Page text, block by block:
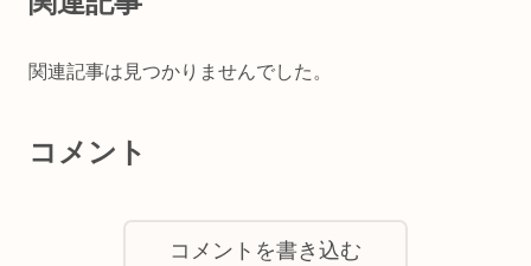
関連記事は見つかりませんでした。
コメント
コメントを書き込む